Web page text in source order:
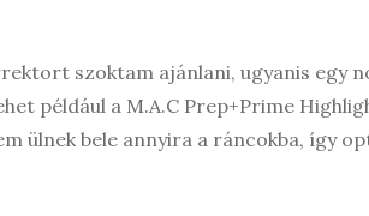
szoktam ajánlani, ugyanis egy
például a M.A.C Prep+Prime
ülnek bele annyira a ráncokba, így